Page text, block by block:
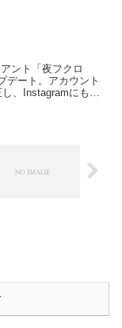
ント「夜フクロ
デート。アカウント
、Instagramにも対